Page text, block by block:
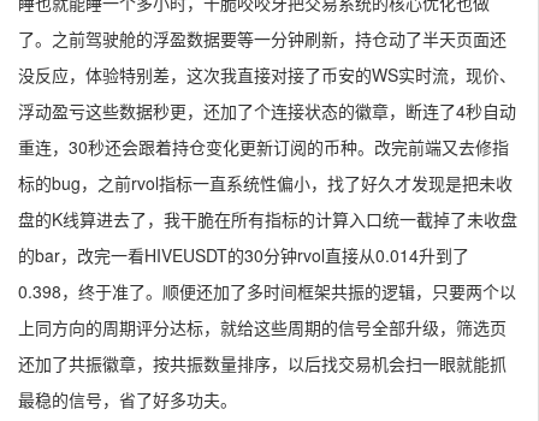
了。之前驾驶舱的浮盈数据要等一分钟刷新，持仓动了半天页面还
没反应，体验特别差，这次我直接对接了币安的WS实时流，现价、
浮动盈亏这些数据秒更，还加了个连接状态的徽章，断连了4秒自动
重连，30秒还会跟着持仓变化更新订阅的币种。改完前端又去修指
标的bug，之前rvol指标一直系统性偏小，找了好久才发现是把未收
盘的K线算进去了，我干脆在所有指标的计算入口统一截掉了未收盘
的bar，改完一看HIVEUSDT的30分钟rvol直接从0.014升到了
0.398，终于准了。顺便还加了多时间框架共振的逻辑，只要两个以
上同方向的周期评分达标，就给这些周期的信号全部升级，筛选页
还加了共振徽章，按共振数量排序，以后找交易机会扫一眼就能抓
最稳的信号，省了好多功夫。